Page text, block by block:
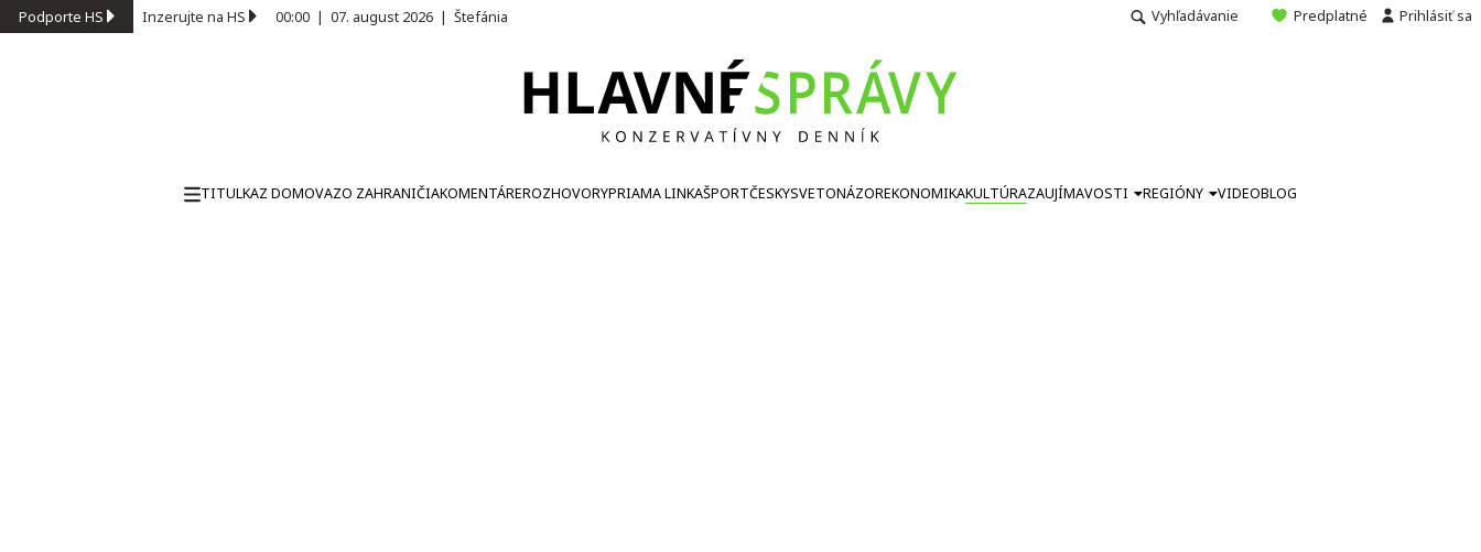
Podporte HS Inzerujte na HS 00:00 | 07. august 2026 | Štefánia Vyhľadávanie Predplatné Prihlásiť sa
TITULKAZ DOMOVAZO ZAHRANIČIAKOMENTÁREROZHOVORYPRIAMA LINKAŠPORTČESKYSVETONÁZOREKONOMIKAKULTÚRAZAUJÍMAVOSTI REGIÓNY VIDEOBLOG